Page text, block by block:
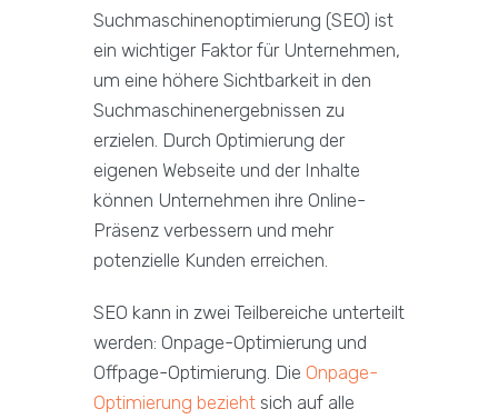
Suchmaschinenoptimierung (SEO) ist
ein wichtiger Faktor für Unternehmen,
um eine höhere Sichtbarkeit in den
Suchmaschinenergebnissen zu
erzielen. Durch Optimierung der
eigenen Webseite und der Inhalte
können Unternehmen ihre Online-
Präsenz verbessern und mehr
potenzielle Kunden erreichen.
SEO kann in zwei Teilbereiche unterteilt
werden: Onpage-Optimierung und
Offpage-Optimierung. Die Onpage-
Optimierung bezieht sich auf alle